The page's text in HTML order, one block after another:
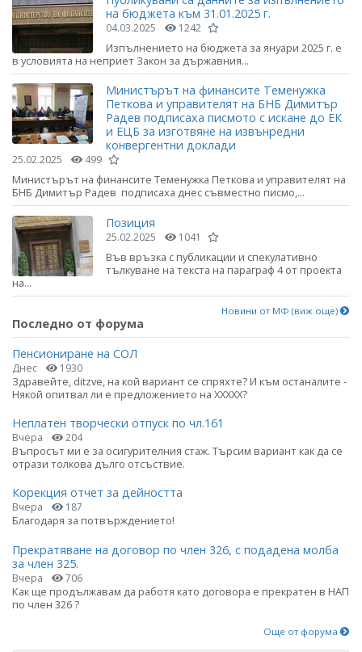
на бюджета към 31.01.2025 г.
04.03.2025 1242
Изпълнението на бюджета за януари 2025 г. е
в условията на неприет Закон за държавния...
Министърът на финансите Теменужка
Петкова и управителят на БНБ Димитър
Радев подписаха писмото с искане до ЕК
и ЕЦБ за изготвяне на извънредни
конвергентни доклади
25.02.2025 499
Министърът на финансите Теменужка Петкова и управителят на
БНБ Димитър Радев подписаха днес съвместно писмо,...
Позиция
25.02.2025 1041
Във връзка с публикации и спекулативно
тълкуване на текста на параграф 4 от проекта
на...
Новини от МФ (виж още)
Последно от форума
Пенсиониране на СОЛ
Днес 1930
Здравейте, ditzve, на кой вариант се спряхте? И към останалите -
Някой опитвал ли е предложението на ХХХХХ?
Неплатен творчески отпуск по чл.161
Вчера 204
Въпросът ми е за осигурителния стаж. Търсим вариант как да се
отрази толкова дълго отсъствие.
Корекция отчет за дейността
Вчера 187
Благодаря за потвърждението!
Прекратяване на договор по член 326, с подадена молба
за член 325.
Вчера 706
Как ще продължавам да работя като договора е прекратен в НАП
по член 326 ?
Още от форума